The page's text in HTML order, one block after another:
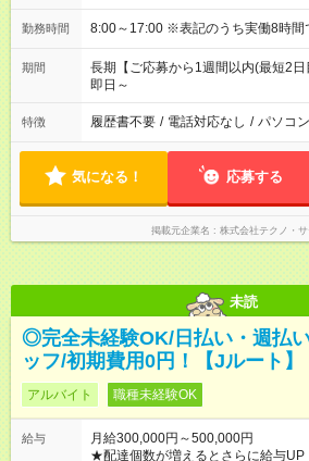
勤務時間 8:00～17:00 ※表記のうち実働8時
期間
長期【ご応募から1週間以内(最短2日
即日～
特徴 履歴書不要 / 電話対応なし / パソコ
気になる！ 応募する
掲載元企業名 株式会社テクノ・サ
未読
◎完全未経験OK/日払い・週払
ッフ/初期費用0円！【Jルート】
アルバイト 職種未経験OK
給与
月給300,000円～500,000円
★配達個数が増えるとさらに給与UP